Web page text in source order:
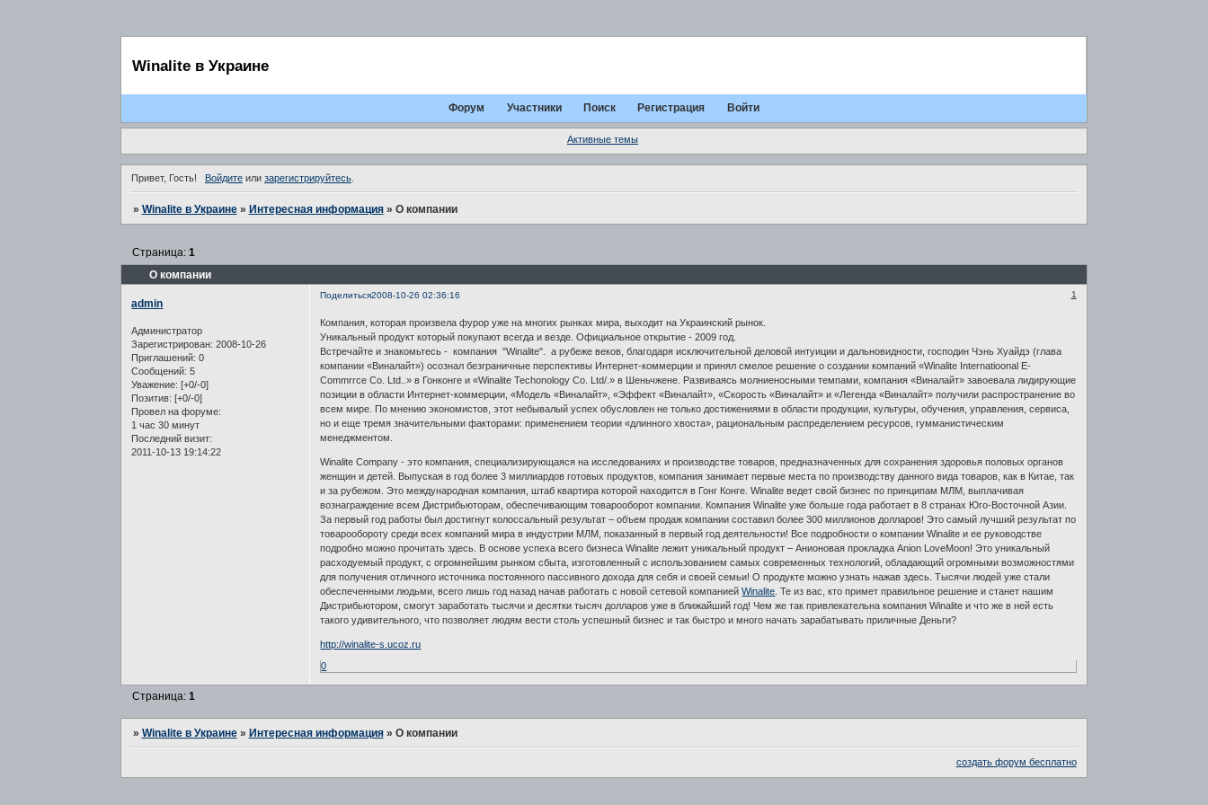
Winalite в Украине
Форум Участники Поиск Регистрация Войти
Активные темы
Привет, Гость! Войдитеили зарегистрируйтесь.
» Winalite в Украине » Интересная информация » О компании
О компании
Страница: 1
Поделиться 1
2008-10-26 02:36:16
admin
Администратор
Зарегистрирован: 2008-10-26
Приглашений: 0
Сообщений: 5
Уважение: [+0/-0]
Позитив: [+0/-0]
Провел на форуме:
1 час 30 минут
Последний визит:
2011-10-13 19:14:22
Компания, которая произвела фурор уже на многих рынках мира, выходит на Украинский рынок.
Уникальный продукт который покупают всегда и везде. Официальное открытие - 2009 год.
Встречайте и знакомьтесь - компания "Winalite". а рубеже веков, благодаря исключительной деловой интуиции и дальновидности, господин Чэнь Хуайдэ (глава
компании «Виналайт») осознал безграничные перспективы Интернет-коммерции и принял смелое решение о создании компаний «Winalite Internatioonal E-
Commrrce Co. Ltd..» в Гонконге и «Winalite Techonology Co. Ltd/.» в Шеньчжене. Развиваясь молниеносными темпами, компания «Виналайт» завоевала лидирующие
позиции в области Интернет-коммерции, «Модель «Виналайт», «Эффект «Виналайт», «Скорость «Виналайт» и «Легенда «Виналайт» получили распространение во
всем мире. По мнению экономистов, этот небывалый успех обусловлен не только достижениями в области продукции, культуры, обучения, управления, сервиса,
но и еще тремя значительными факторами: применением теории «длинного хвоста», рациональным распределением ресурсов, гумманистическим
менеджментом.
Winalite Соmраnу - это компания, специализирующаяся на исследованиях и производстве товаров, предназначенных для сохранения здоровья половых органов
женщин и детей. Выпуская в год более 3 миллиардов готовых продуктов, компания занимает первые места по производству данного вида товаров, как в Китае, так
и за рубежом. Это международная компания, штаб квартира которой находится в Гонг Конге. Winalite ведет свой бизнес по принципам МЛМ, выплачивая
вознаграждение всем Дистрибьюторам, обеспечивающим товарооборот компании. Компания Winalite уже больше года работает в 8 странах Юго-Восточной Азии.
За первый год работы был достигнут колоссальный результат – объем продаж компании составил более 300 миллионов долларов! Это самый лучший результат по
товарообороту среди всех компаний мира в индустрии МЛМ, показанный в первый год деятельности! Все подробности о компании Winalite и ее руководстве
подробно можно прочитать здесь. В основе успеха всего бизнеса Winalite лежит уникальный продукт – Анионовая прокладка Anion LoveMoon! Это уникальный
расходуемый продукт, с огромнейшим рынком сбыта, изготовленный с использованием самых современных технологий, обладающий огромными возможностями
для получения отличного источника постоянного пассивного дохода для себя и своей семьи! О продукте можно узнать нажав здесь. Тысячи людей уже стали
обеспеченными людьми, всего лишь год назад начав работать с новой сетевой компаниейWinalite . Те из вас, кто примет правильное решение и станет нашим
Дистрибьютором, смогут заработать тысячи и десятки тысяч долларов уже в ближайший год! Чем же так привлекательна компания Winalite и что же в ней есть
такого удивительного, что позволяет людям вести столь успешный бизнес и так быстро и много начать зарабатывать приличные Деньги?
http://winalite-s.ucoz.ru
0
Страница: 1
» Winalite в Украине » Интересная информация » О компании
создать форум бесплатно